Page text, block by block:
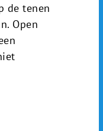
de tenen
Open